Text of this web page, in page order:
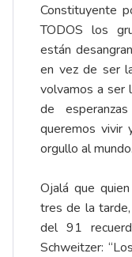
Constituyente
TODOS los
están
en vez de ser
volvamos a ser
de
queremos vivir
orgullo al mundo.
Ojalá que
tres de la
del 91
Schweitzer: